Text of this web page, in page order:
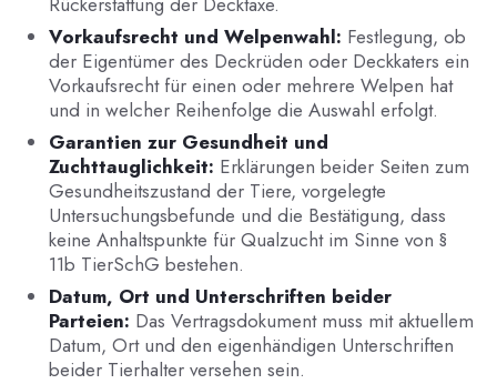
Vorkaufsrecht und Welpenwahl: Festlegung, ob
der Eigentümer des Deckrüden oder Deckkaters ein
Vorkaufsrecht für einen oder mehrere Welpen hat
und in welcher Reihenfolge die Auswahl erfolgt.
Garantien zur Gesundheit und
Zuchttauglichkeit: Erklärungen beider Seiten zum
Gesundheitszustand der Tiere, vorgelegte
Untersuchungsbefunde und die Bestätigung, dass
keine Anhaltspunkte für Qualzucht im Sinne von §
11b TierSchG bestehen.
Datum, Ort und Unterschriften beider
Parteien: Das Vertragsdokument muss mit aktuellem
Datum, Ort und den eigenhändigen Unterschriften
beider Tierhalter versehen sein.